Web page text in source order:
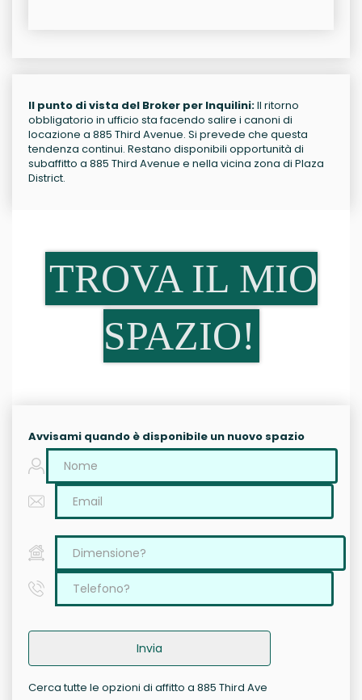
Il punto di vista del Broker per Inquilini:Il ritorno
obbligatorio in ufficio sta facendo salire i canoni di
locazione a 885 Third Avenue. Si prevede che questa
tendenza continui. Restano disponibili opportunità di
subaffitto a 885 Third Avenue e nella vicina zona di Plaza
District.
TROVA IL MIO
SPAZIO!
Avvisami quando è disponibile un nuovo spazio
Invia
Cerca tutte le opzioni di affitto a 885 Third Ave